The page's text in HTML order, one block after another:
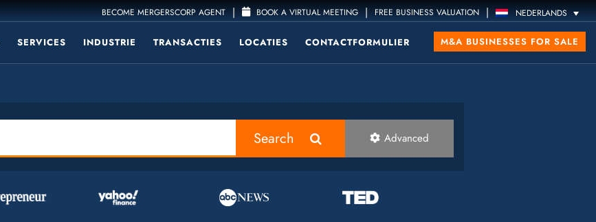
BECOME MERGERSCORP AGENT | BOOK A VIRTUAL MEETING | FREE BUSINESS VALUATION | NEDERLANDS
SERVICES INDUSTRIE TRANSACTIES LOCATIES CONTACTFORMULIER M&A BUSINESSES FOR SALE
Search Advanced